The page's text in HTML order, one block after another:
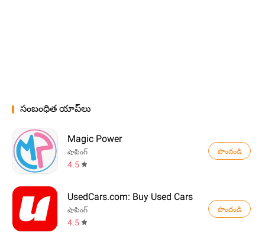
సంబంధిత యాప్‌లు
Magic Power
షాపింగ్
4.5
పొందండి
UsedCars.com: Buy Used Cars
షాపింగ్
4.5
పొందండి